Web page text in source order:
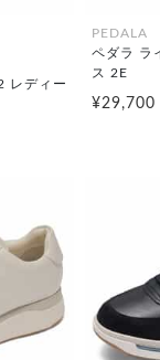
レディー
PEDALA
ペダラ ラ
ス 2E
¥29,700